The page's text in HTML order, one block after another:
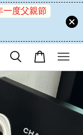
一度父親節